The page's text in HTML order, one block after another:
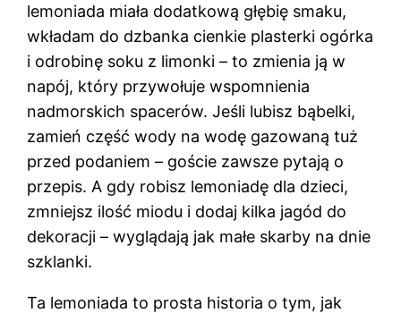
lemoniada miała dodatkową głębię smaku,
wkładam do dzbanka cienkie plasterki ogórka
i odrobinę soku z limonki – to zmienia ją w
napój, który przywołuje wspomnienia
nadmorskich spacerów. Jeśli lubisz bąbelki,
zamień część wody na wodę gazowaną tuż
przed podaniem – goście zawsze pytają o
przepis. A gdy robisz lemoniadę dla dzieci,
zmniejsz ilość miodu i dodaj kilka jagód do
dekoracji – wyglądają jak małe skarby na dnie
szklanki.
Ta lemoniada to prosta historia o tym, jak